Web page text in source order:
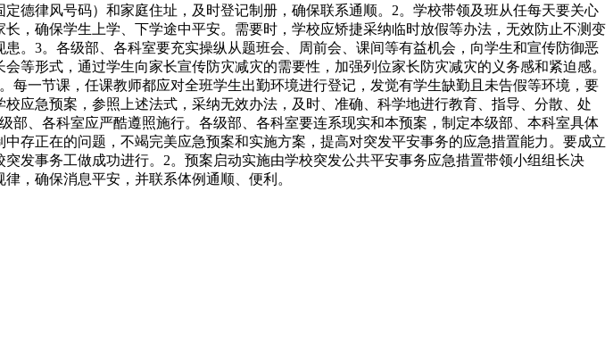
德律风号码）和家庭住址，及时登记制册，确保联系通顺。2。学校带领及班从任每天要关心
，确保学生上学、下学途中平安。需要时，学校应矫捷采纳临时放假等办法，无效防止不测变
。3。各级部、各科室要充实操纵从题班会、周前会、课间等有益机会，向学生和宣传防御恶
等形式，通过学生向家长宣传防灾减灾的需要性，加强列位家长防灾减灾的义务感和紧迫感。
一节课，任课教师都应对全班学生出勤环境进行登记，发觉有学生缺勤且未告假等环境，要
应急预案，参照上述法式，采纳无效办法，及时、准确、科学地进行教育、指导、分散、处
、各科室应严酷遵照施行。各级部、各科室要连系现实和本预案，制定本级部、本科室具体
存正在的问题，不竭完美应急预案和实施方案，提高对突发平安事务的应急措置能力。要成立
发事务工做成功进行。2。预案启动实施由学校突发公共平安事务应急措置带领小组组长决
，确保消息平安，并联系体例通顺、便利。